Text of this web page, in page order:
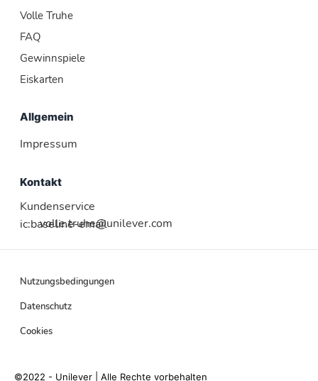
Volle Truhe
FAQ
Gewinnspiele
Eiskarten
Allgemein
Impressum
Kontakt
Kundenservice
ic:baseline-email
volle.truhe@unilever.com
Nutzungsbedingungen
Datenschutz
Cookies
©2022 - Unilever | Alle Rechte vorbehalten